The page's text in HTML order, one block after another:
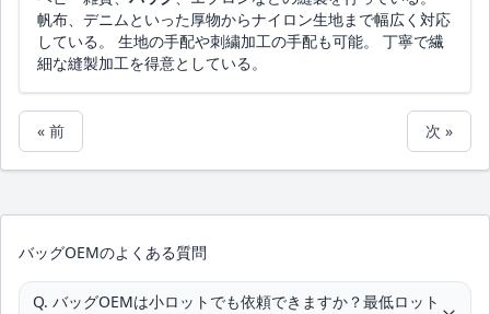
帆布、デニムといった厚物からナイロン生地まで幅広く対応
している。 生地の手配や刺繍加工の手配も可能。 丁寧で繊
細な縫製加工を得意としている。
« 前 次 »
バッグOEMのよくある質問
Q. バッグOEMは小ロットでも依頼できますか？最低ロット